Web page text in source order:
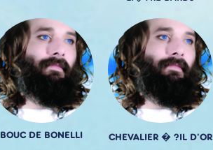
BOUC DE BONELLI CHEVALIER � ?IL D'OR